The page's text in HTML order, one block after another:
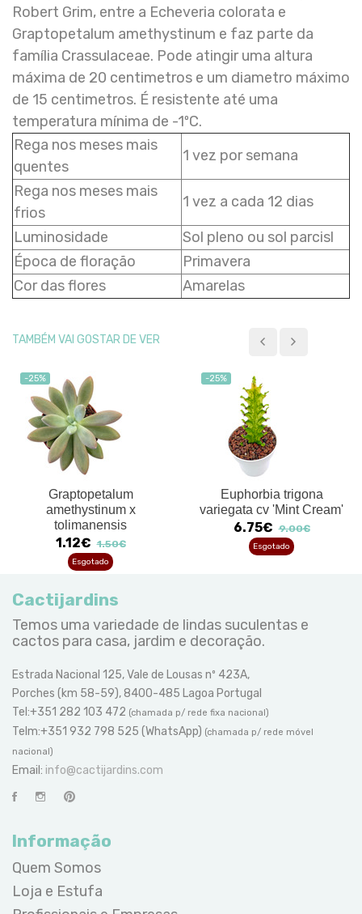
Robert Grim, entre a Echeveria colorata e
Graptopetalum amethystinum e faz parte da
família Crassulaceae. Pode atingir uma altura
máxima de 20 centimetros e um diametro máximo
de 15 centimetros. É resistente até uma
temperatura mínima de -1ºC.
Rega nos meses mais
quentes
1 vez por semana
Rega nos meses mais
frios
1 vez a cada 12 dias
Luminosidade
Sol pleno ou sol parcisl
Época de floração
Primavera
Cor das flores
Amarelas
TAMBÉM VAI GOSTAR DE VER
-25%
Graptopetalum
amethystinum x
tolimanensis
1.12€ 1.50€
Esgotado
-25%
Euphorbia trigona
variegata cv 'Mint Cream'
6.75€ 9.00€
Esgotado
Cactijardins
Temos uma variedade de lindas suculentas e
cactos para casa, jardim e decoração.
Estrada Nacional 125, Vale de Lousas nº 423A,
Porches (km 58-59), 8400-485 Lagoa Portugal
Tel:+351 282 103 472 (chamada p/ rede fixa nacional)
Telm:+351 932 798 525 (WhatsApp) (chamada p/ rede móvel
nacional)
Email: info@cactijardins.com
Informação
Quem Somos
Loja e Estufa